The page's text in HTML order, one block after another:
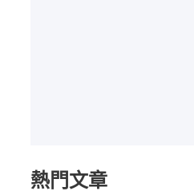
熱門文章